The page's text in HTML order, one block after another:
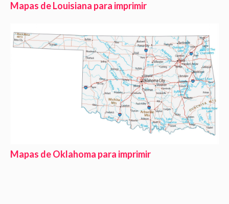
Mapas de Louisiana para imprimir
Mapas de Oklahoma para imprimir